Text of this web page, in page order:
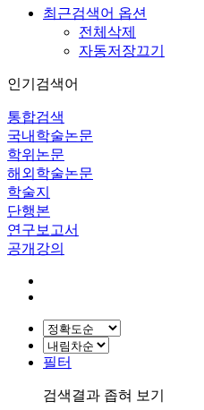
최근검색어 옵션
전체삭제
자동저장끄기
인기검색어
통합검색
국내학술논문
학위논문
해외학술논문
학술지
단행본
연구보고서
공개강의
필터
검색결과 좁혀 보기